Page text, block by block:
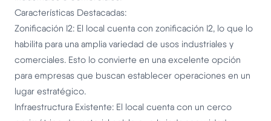
Características Destacadas:
Zonificación I2: El local cuenta con zonificación I2, lo que lo
habilita para una amplia variedad de usos industriales y
comerciales. Esto lo convierte en una excelente opción
para empresas que buscan establecer operaciones en un
lugar estratégico.
Infraestructura Existente: El local cuenta con un cerco